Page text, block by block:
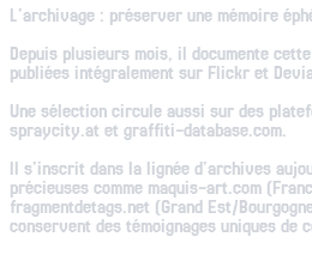
L'archivage : préserver une mémoire
Depuis plusieurs mois, il documente
publiées intégralement sur Flickr et
Une sélection circule aussi sur des
spraycity.at et graffiti-database.com.
Il s'inscrit dans la lignée d'archives
précieuses comme maquis-art.com
fragmentdetags.net (Grand Est/
conservent des témoignages uniques de